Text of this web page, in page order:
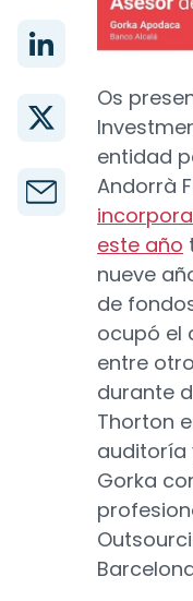
Os
entidad
Andorrà
este año
nueve
de
ocupó el
entre
durante
Thorton
auditoría
Gorka